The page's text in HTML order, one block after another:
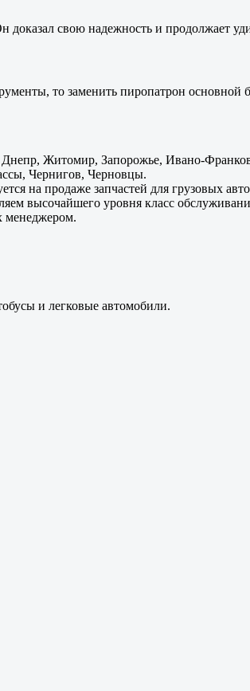
свою надежность и продолжает
то заменить пиропатрон основной
Житомир, Запорожье, Ивано-
Чернигов, Черновцы.
на продаже запчастей для грузовых
высочайшего уровня класс
менеджером.
и легковые автомобили.